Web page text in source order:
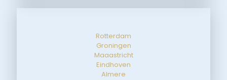
Rotterdam
Groningen
Maaastricht
Eindhoven
Almere